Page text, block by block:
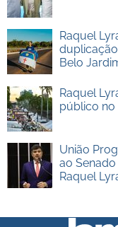
Raquel
duplicação
Belo
Raquel
público no
União
ao
Raquel